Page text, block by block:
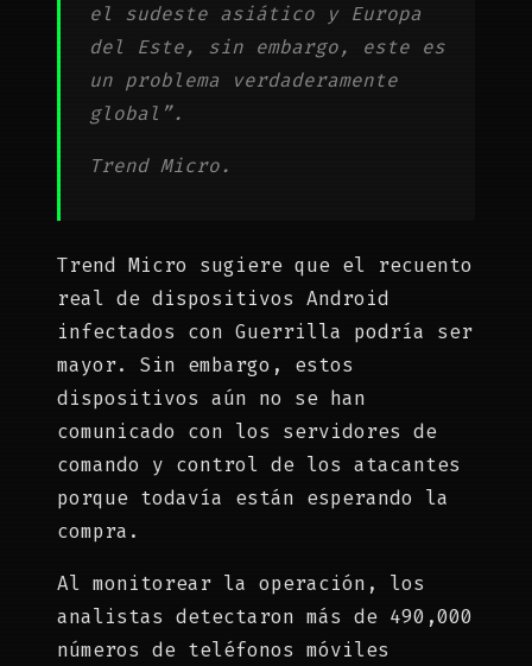
el sudeste asiático y Europa
del Este, sin embargo, este es
un problema verdaderamente
global”.
Trend Micro.
Trend Micro sugiere que el recuento
real de dispositivos Android
infectados con Guerrilla podría ser
mayor. Sin embargo, estos
dispositivos aún no se han
comunicado con los servidores de
comando y control de los atacantes
porque todavía están esperando la
compra.
Al monitorear la operación, los
analistas detectaron más de 490,000
números de teléfonos móviles